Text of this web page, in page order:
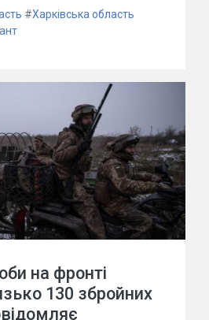
#Харківська область
на фронті
130 збройних